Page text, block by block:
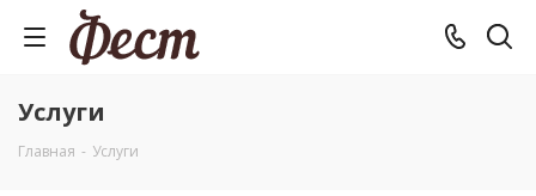
Услуги
Главная - Услуги